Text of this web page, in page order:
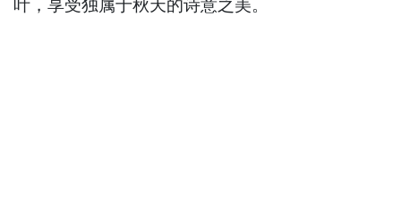
叶，享受独属于秋天的诗意之美。